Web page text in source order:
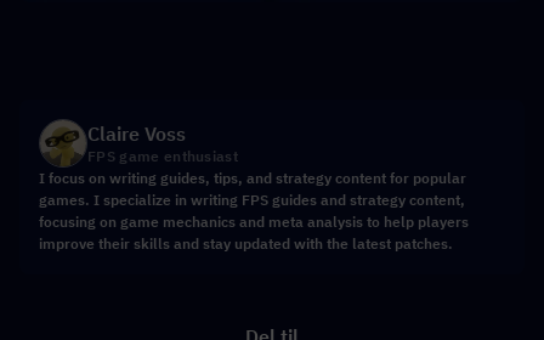
Claire Voss
FPS game enthusiast
I focus on writing guides, tips, and strategy content for popular
games. I specialize in writing FPS guides and strategy content,
focusing on game mechanics and meta analysis to help players
improve their skills and stay updated with the latest patches.